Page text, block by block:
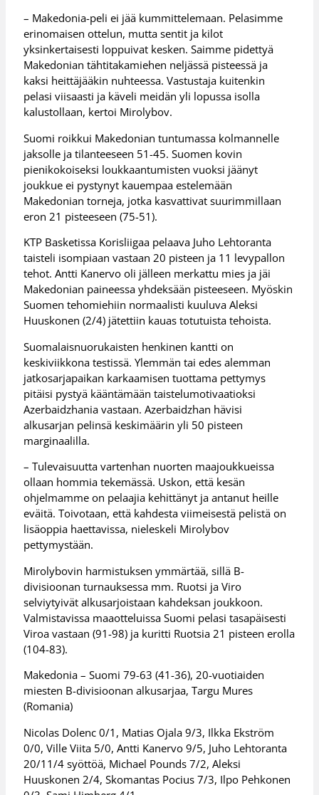
– Makedonia-peli ei jää kummittelemaan. Pelasimme
erinomaisen ottelun, mutta sentit ja kilot
yksinkertaisesti loppuivat kesken. Saimme pidettyä
Makedonian tähtitakamiehen neljässä pisteessä ja
kaksi heittäjääkin nuhteessa. Vastustaja kuitenkin
pelasi viisaasti ja käveli meidän yli lopussa isolla
kalustollaan, kertoi Mirolybov.
Suomi roikkui Makedonian tuntumassa kolmannelle
jaksolle ja tilanteeseen 51-45. Suomen kovin
pienikokoiseksi loukkaantumisten vuoksi jäänyt
joukkue ei pystynyt kauempaa estelemään
Makedonian torneja, jotka kasvattivat suurimmillaan
eron 21 pisteeseen (75-51).
KTP Basketissa Korisliigaa pelaava Juho Lehtoranta
taisteli isompiaan vastaan 20 pisteen ja 11 levypallon
tehot. Antti Kanervo oli jälleen merkattu mies ja jäi
Makedonian paineessa yhdeksään pisteeseen. Myöskin
Suomen tehomiehiin normaalisti kuuluva Aleksi
Huuskonen (2/4) jätettiin kauas totutuista tehoista.
Suomalaisnuorukaisten henkinen kantti on
keskiviikkona testissä. Ylemmän tai edes alemman
jatkosarjapaikan karkaamisen tuottama pettymys
pitäisi pystyä kääntämään taistelumotivaatioksi
Azerbaidzhania vastaan. Azerbaidzhan hävisi
alkusarjan pelinsä keskimäärin yli 50 pisteen
marginaalilla.
– Tulevaisuutta vartenhan nuorten maajoukkueissa
ollaan hommia tekemässä. Uskon, että kesän
ohjelmamme on pelaajia kehittänyt ja antanut heille
eväitä. Toivotaan, että kahdesta viimeisestä pelistä on
lisäoppia haettavissa, nieleskeli Mirolybov
pettymystään.
Mirolybovin harmistuksen ymmärtää, sillä B-
divisioonan turnauksessa mm. Ruotsi ja Viro
selviytyivät alkusarjoistaan kahdeksan joukkoon.
Valmistavissa maaotteluissa Suomi pelasi tasapäisesti
Viroa vastaan (91-98) ja kuritti Ruotsia 21 pisteen erolla
(104-83).
Makedonia – Suomi 79-63 (41-36), 20-vuotiaiden
miesten B-divisioonan alkusarjaa, Targu Mures
(Romania)
Nicolas Dolenc 0/1, Matias Ojala 9/3, Ilkka Ekström
0/0, Ville Viita 5/0, Antti Kanervo 9/5, Juho Lehtoranta
20/11/4 syöttöä, Michael Pounds 7/2, Aleksi
Huuskonen 2/4, Skomantas Pocius 7/3, Ilpo Pehkonen